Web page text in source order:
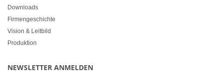
Downloads
Firmengeschichte
Vision & Leitbild
Produktion
NEWSLETTER ANMELDEN